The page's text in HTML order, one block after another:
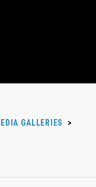
GALLERIES >